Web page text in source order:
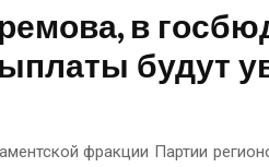
в
будут
фракции Партии